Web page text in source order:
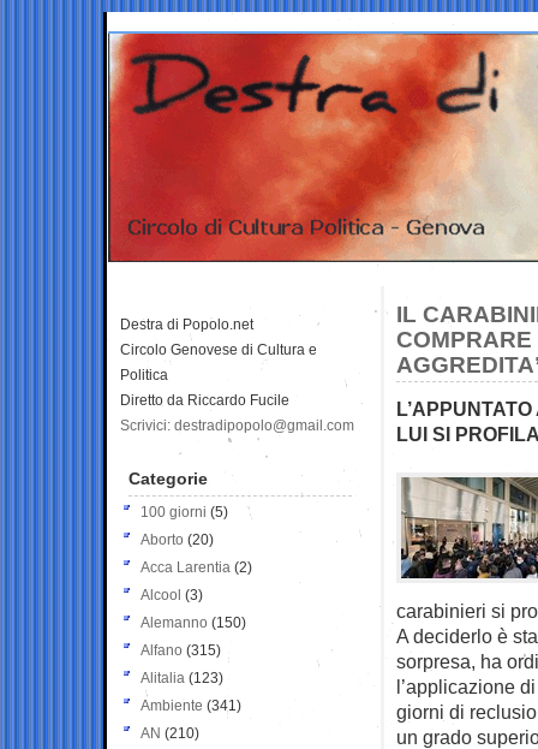
IL
COMPRARE
LUI SI
carabinieri si
A deciderlo è
sorpresa, ha
l’applicazione
giorni di
un grado
Destra di Popolo.net
Circolo Genovese di Cultura e
Politica
Diretto da Riccardo Fucile
Scrivici: destradipopolo@gmail.com
Categorie
100 giorni (5)
Aborto (20)
Acca Larentia (2)
Alcool (3)
Alemanno (150)
Alfano (315)
Alitalia (123)
Ambiente (341)
AN (210)